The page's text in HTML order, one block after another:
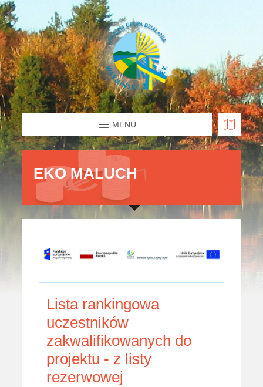
MENU
EKO MALUCH
Lista rankingowa
uczestników
zakwalifikowanych do
projektu - z listy
rezerwowej